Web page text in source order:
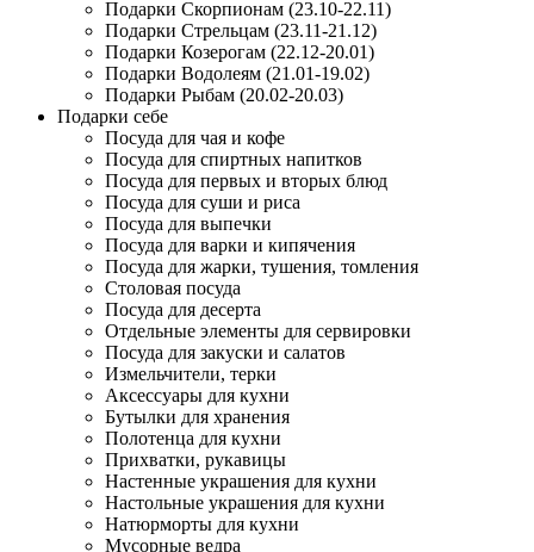
Подарки Скорпионам (23.10-22.11)
Подарки Стрельцам (23.11-21.12)
Подарки Козерогам (22.12-20.01)
Подарки Водолеям (21.01-19.02)
Подарки Рыбам (20.02-20.03)
Подарки себе
Посуда для чая и кофе
Посуда для спиртных напитков
Посуда для первых и вторых блюд
Посуда для суши и риса
Посуда для выпечки
Посуда для варки и кипячения
Посуда для жарки, тушения, томления
Столовая посуда
Посуда для десерта
Отдельные элементы для сервировки
Посуда для закуски и салатов
Измельчители, терки
Аксессуары для кухни
Бутылки для хранения
Полотенца для кухни
Прихватки, рукавицы
Настенные украшения для кухни
Настольные украшения для кухни
Натюрморты для кухни
Мусорные ведра